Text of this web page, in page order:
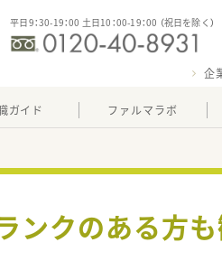
平日9：30-19：00 土日10：00-19：00 （祝日を除く）
企
ガイド ファルマラボ
クのある方も